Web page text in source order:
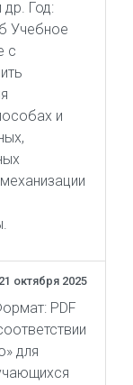
Год:
Учебное
с
и
21 октября 2025
PDF
для